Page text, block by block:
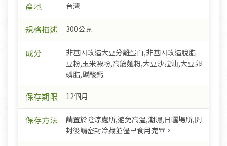
產地 台灣
規格描述 300公克
成分
非基因改造大豆分離蛋白,非基因改造脫脂
豆粉,玉米澱粉,高筋麵粉,大豆沙拉油,大豆卵
磷脂,碳酸鈣.
保存期限 12個月
保存方法
請置於陰涼處所,避免高溫,潮濕,日曬場所,開
封後請密封冷藏並儘早食用完畢。